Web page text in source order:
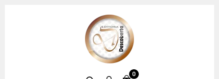
0